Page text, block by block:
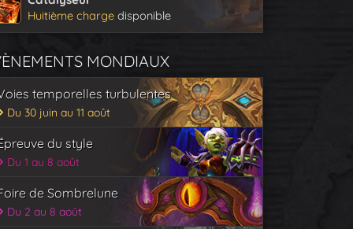
Huitième charge disponible
MONDIAUX
temporelles turbulentes
Du 30 juin au 11 août
du style
Du 1 au 8 août
de Sombrelune
Du 2 au 8 août